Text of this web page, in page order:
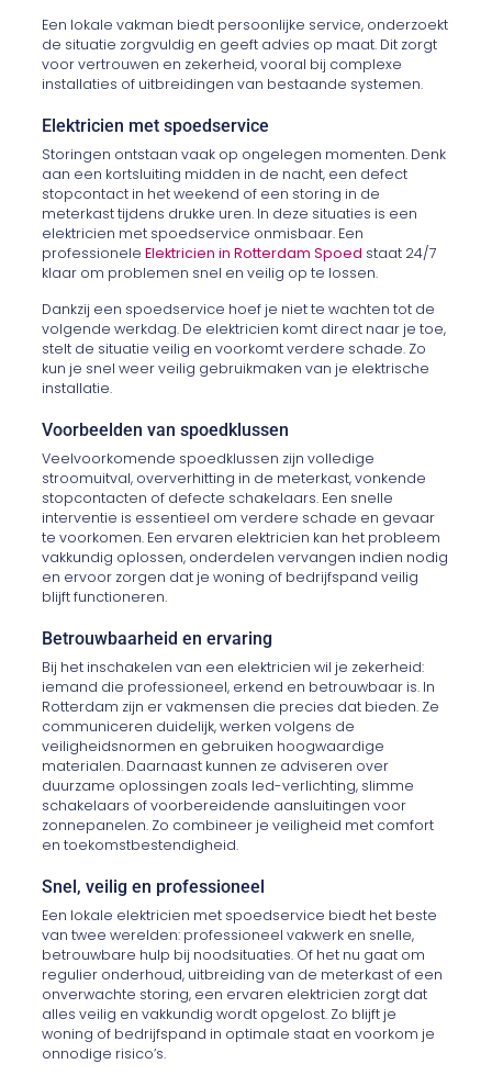
Een lokale vakman biedt persoonlijke service, onderzoekt
de situatie zorgvuldig en geeft advies op maat. Dit zorgt
voor vertrouwen en zekerheid, vooral bij complexe
installaties of uitbreidingen van bestaande systemen.
Elektricien met spoedservice
Storingen ontstaan vaak op ongelegen momenten. Denk
aan een kortsluiting midden in de nacht, een defect
stopcontact in het weekend of een storing in de
meterkast tijdens drukke uren. In deze situaties is een
elektricien met spoedservice onmisbaar. Een
professioneleElektricien in Rotterdam Spoed staat 24/7
klaar om problemen snel en veilig op te lossen.
Dankzij een spoedservice hoef je niet te wachten tot de
volgende werkdag. De elektricien komt direct naar je toe,
stelt de situatie veilig en voorkomt verdere schade. Zo
kun je snel weer veilig gebruikmaken van je elektrische
installatie.
Voorbeelden van spoedklussen
Veelvoorkomende spoedklussen zijn volledige
stroomuitval, oververhitting in de meterkast, vonkende
stopcontacten of defecte schakelaars. Een snelle
interventie is essentieel om verdere schade en gevaar
te voorkomen. Een ervaren elektricien kan het probleem
vakkundig oplossen, onderdelen vervangen indien nodig
en ervoor zorgen dat je woning of bedrijfspand veilig
blijft functioneren.
Betrouwbaarheid en ervaring
Bij het inschakelen van een elektricien wil je zekerheid:
iemand die professioneel, erkend en betrouwbaar is. In
Rotterdam zijn er vakmensen die precies dat bieden. Ze
communiceren duidelijk, werken volgens de
veiligheidsnormen en gebruiken hoogwaardige
materialen. Daarnaast kunnen ze adviseren over
duurzame oplossingen zoals led-verlichting, slimme
schakelaars of voorbereidende aansluitingen voor
zonnepanelen. Zo combineer je veiligheid met comfort
en toekomstbestendigheid.
Snel, veilig en professioneel
Een lokale elektricien met spoedservice biedt het beste
van twee werelden: professioneel vakwerk en snelle,
betrouwbare hulp bij noodsituaties. Of het nu gaat om
regulier onderhoud, uitbreiding van de meterkast of een
onverwachte storing, een ervaren elektricien zorgt dat
alles veilig en vakkundig wordt opgelost. Zo blijft je
woning of bedrijfspand in optimale staat en voorkom je
onnodige risico’s.